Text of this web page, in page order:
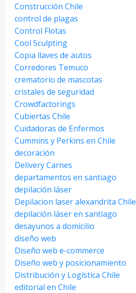
Construcción Chile
control de plagas
Control Flotas
Cool Sculpting
Copia llaves de autos
Corredores Temuco
crematorio de mascotas
cristales de seguridad
Crowdfactorings
Cubiertas Chile
Cuidadoras de Enfermos
Cummins y Perkins en Chile
decoración
Delivery Carnes
departamentos en santiago
depilación láser
Depilacion laser alexandrita Chile
depilación láser en santiago
desayunos a domicilio
diseño web
Diseño web e-commerce
Diseño web y posicionamiento
Distribución y Logística Chile
editorial en Chile